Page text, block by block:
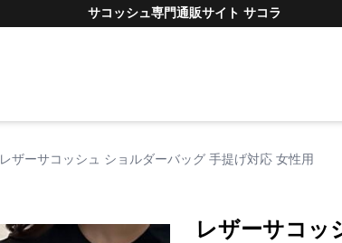
サコッシュ専門通販サイト サコラ
レザーサコッシュ ショルダーバッグ 手提げ対応 女性用
レザーサコッ